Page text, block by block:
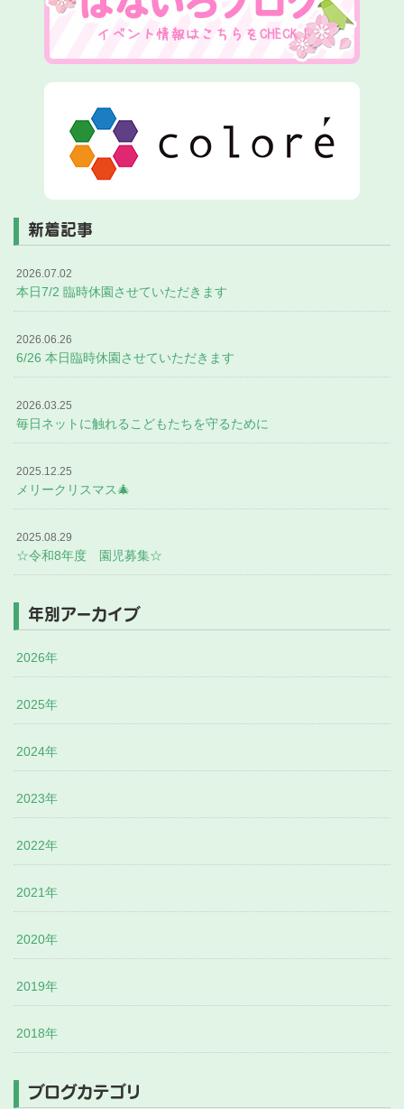
新着記事
2026.07.02
本日7/2 臨時休園させていただきます
2026.06.26
6/26 本日臨時休園させていただきます
2026.03.25
毎日ネットに触れるこどもたちを守るために
2025.12.25
メリークリスマス🎄
2025.08.29
☆令和8年度 園児募集☆
年別アーカイブ
2026年
2025年
2024年
2023年
2022年
2021年
2020年
2019年
2018年
ブログカテゴリ